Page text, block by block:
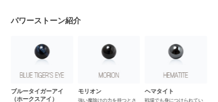
パワーストーン紹介
ブルータイガーアイ
（ホークスアイ）
モリオン
強い魔除けの力を持つとさ
ヘマタイト
戦場でも身につけられてい